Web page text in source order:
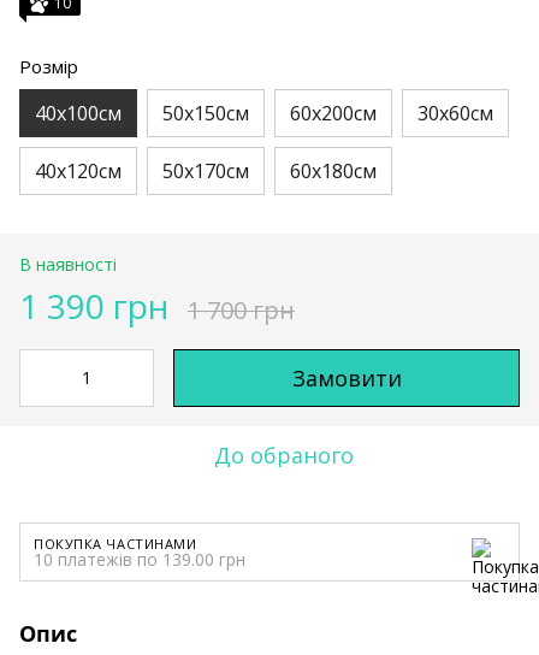
Розмір
40х100см 50х150см 60х200см 30х60см
40х120см 50х170см 60х180см
В наявності
1 390 грн 1 700 грн
Замовити
До обраного
ПОКУПКА ЧАСТИНАМИ
10 платежів по 139.00 грн
Опис